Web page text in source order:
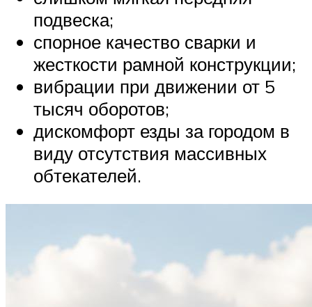
подвеска;
спорное качество сварки и
жесткости рамной конструкции;
вибрации при движении от 5
тысяч оборотов;
дискомфорт езды за городом в
виду отсутствия массивных
обтекателей.